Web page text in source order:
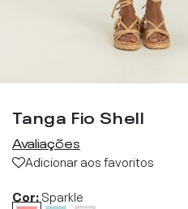
Tanga Fio Shell
Avaliações
Adicionar aos favoritos
Cor:Sparkle